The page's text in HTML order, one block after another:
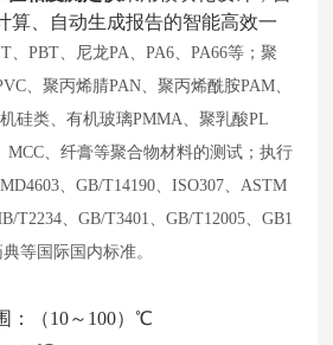
算、自动生成报告的智能高效一
、PBT、尼龙PA、PA6、PA66等；聚
、聚丙烯腈PAN、聚丙烯酰胺PAM、
硅类、有机玻璃PMMA、聚乳酸PL
MCC、纤膏等聚合物材料的测试；执行
、GB/T14190、ISO307、ASTM
T2234、GB/T3401、GB/T12005、GB1
等国际国内标准。
：（10～100）℃